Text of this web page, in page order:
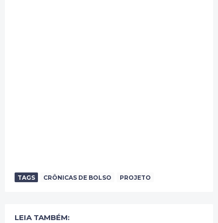
TAGS CRÔNICAS DE BOLSO PROJETO
LEIA TAMBÉM: